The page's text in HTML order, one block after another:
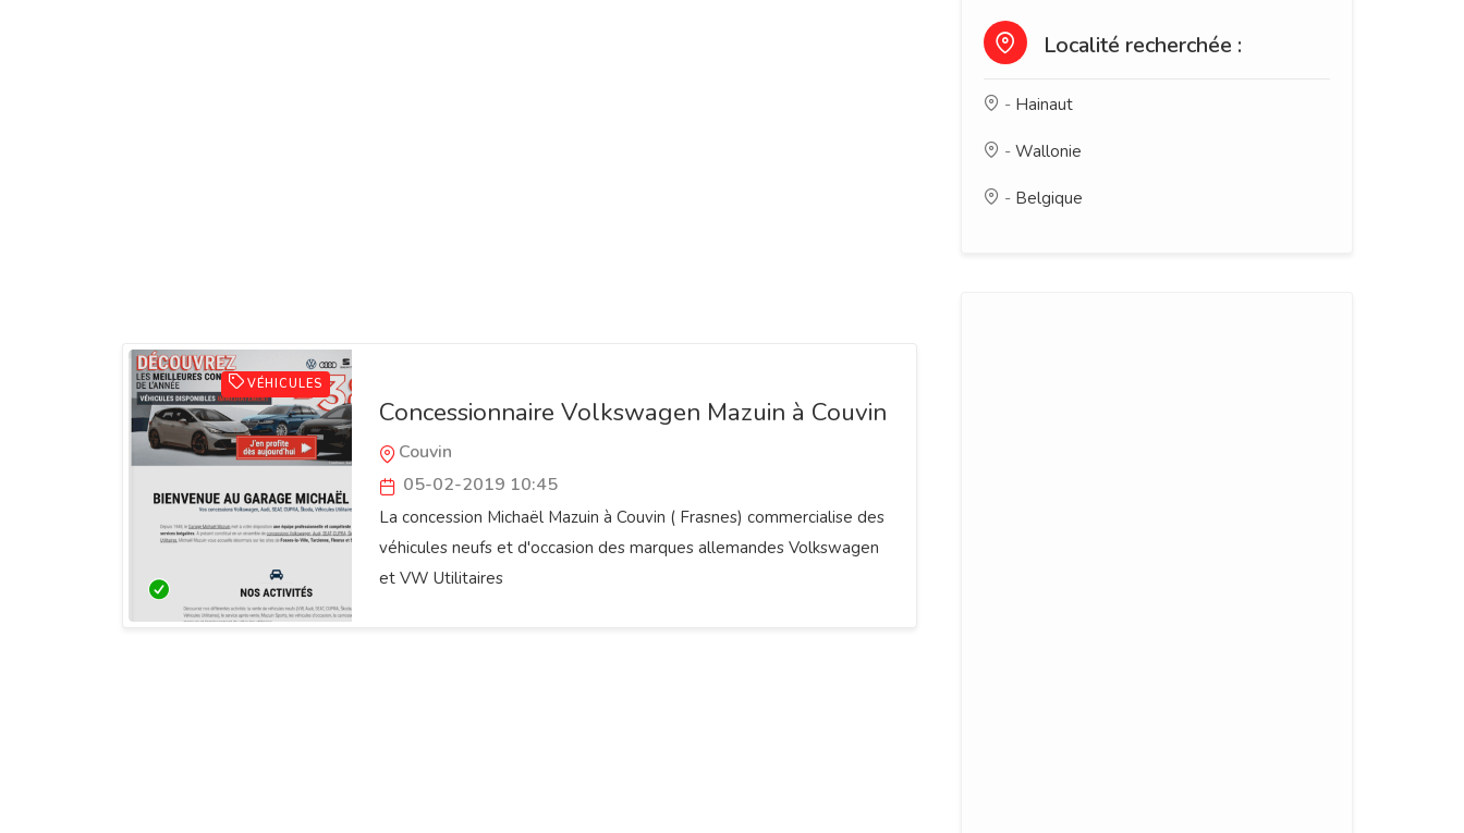
VÉHICULES
Concessionnaire Volkswagen Mazuin à Couvin
Couvin
05-02-2019 10:45
La concession Michaël Mazuin à Couvin ( Frasnes) commercialise des
véhicules neufs et d'occasion des marques allemandes Volkswagen
et VW Utilitaires
Localité recherchée :
- Hainaut
- Wallonie
- Belgique